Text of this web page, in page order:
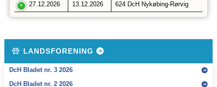
27.12.2026 13.12.2026 624 DcH Nykøbing-Rørvig
LANDSFORENING
DcH Bladet nr. 3 2026
DcH Bladet nr. 2 2026